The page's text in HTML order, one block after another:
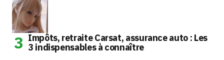
Impôts, retraite Carsat, assurance auto : Les
3 indispensables à connaître